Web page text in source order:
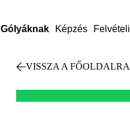
Gólyáknak Képzés Felvételi
VISSZA A FŐOLDALRA